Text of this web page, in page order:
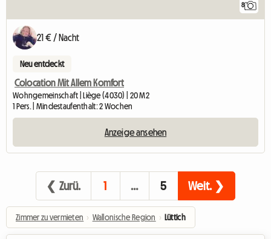
8
21 € / Nacht
Neu entdeckt
Colocation Mit Allem Komfort
Wohngemeinschaft | Liège (4030) | 20 M2
1 Pers. | Mindestaufenthalt: 2 Wochen
Anzeige ansehen
❮ Zurü. 1 … 5 Weit. ❯
Zimmer zu vermieten › Wallonische Region › Lüttich